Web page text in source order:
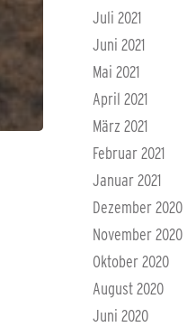
Juli 2021
Juni 2021
Mai 2021
April 2021
März 2021
Februar 2021
Januar 2021
Dezember 2020
November 2020
Oktober 2020
August 2020
Juni 2020